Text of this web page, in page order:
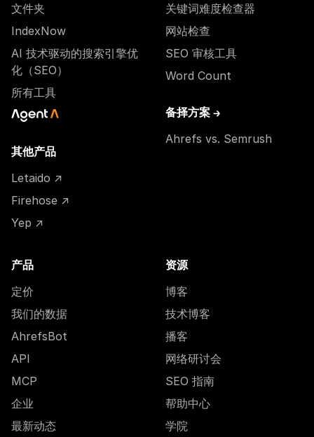
文件夹
IndexNow
AI 技术驱动的搜索引擎优
化（SEO）
所有工具
其他产品
Letaido ↗
Firehose ↗
Yep ↗
关键词难度检查器
网站检查
SEO 审核工具
Word Count
备择方案 →
Ahrefs vs. Semrush
产品
定价
我们的数据
AhrefsBot
API
MCP
企业
最新动态
资源
博客
技术博客
播客
网络研讨会
SEO 指南
帮助中心
学院